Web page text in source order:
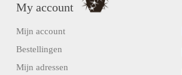
My account
Mijn account
Bestellingen
Mijn adressen